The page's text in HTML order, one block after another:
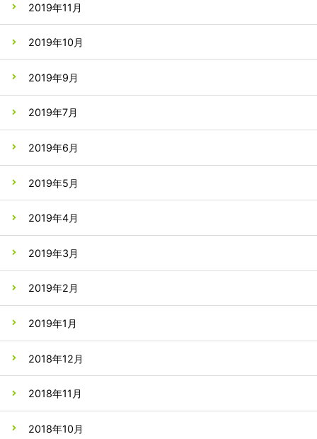
2019年11月
2019年10月
2019年9月
2019年7月
2019年6月
2019年5月
2019年4月
2019年3月
2019年2月
2019年1月
2018年12月
2018年11月
2018年10月